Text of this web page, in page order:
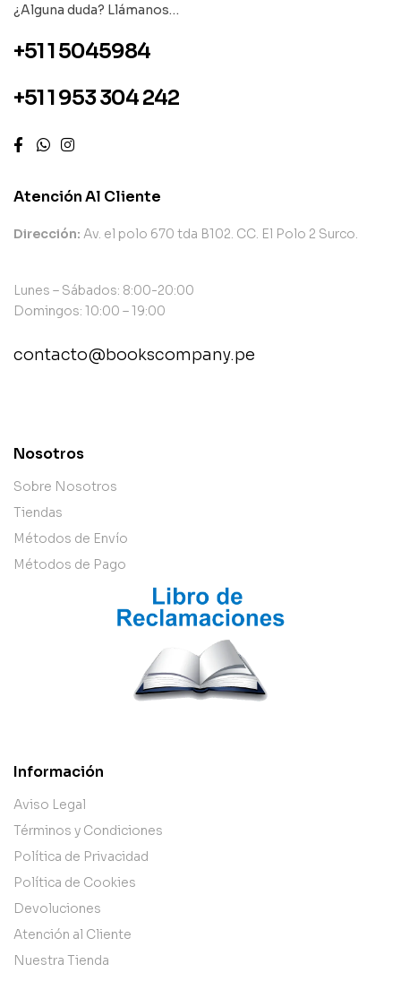
¿Alguna duda? Llámanos…
+51 1 5045984
+51 1 953 304 242
Atención Al Cliente
Dirección: Av. el polo 670 tda B102. CC. El Polo 2 Surco.
Lunes – Sábados: 8:00-20:00
Domingos: 10:00 – 19:00
contacto@bookscompany.pe
Nosotros
Sobre Nosotros
Tiendas
Métodos de Envío
Métodos de Pago
Información
Aviso Legal
Términos y Condiciones
Política de Privacidad
Política de Cookies
Devoluciones
Atención al Cliente
Nuestra Tienda